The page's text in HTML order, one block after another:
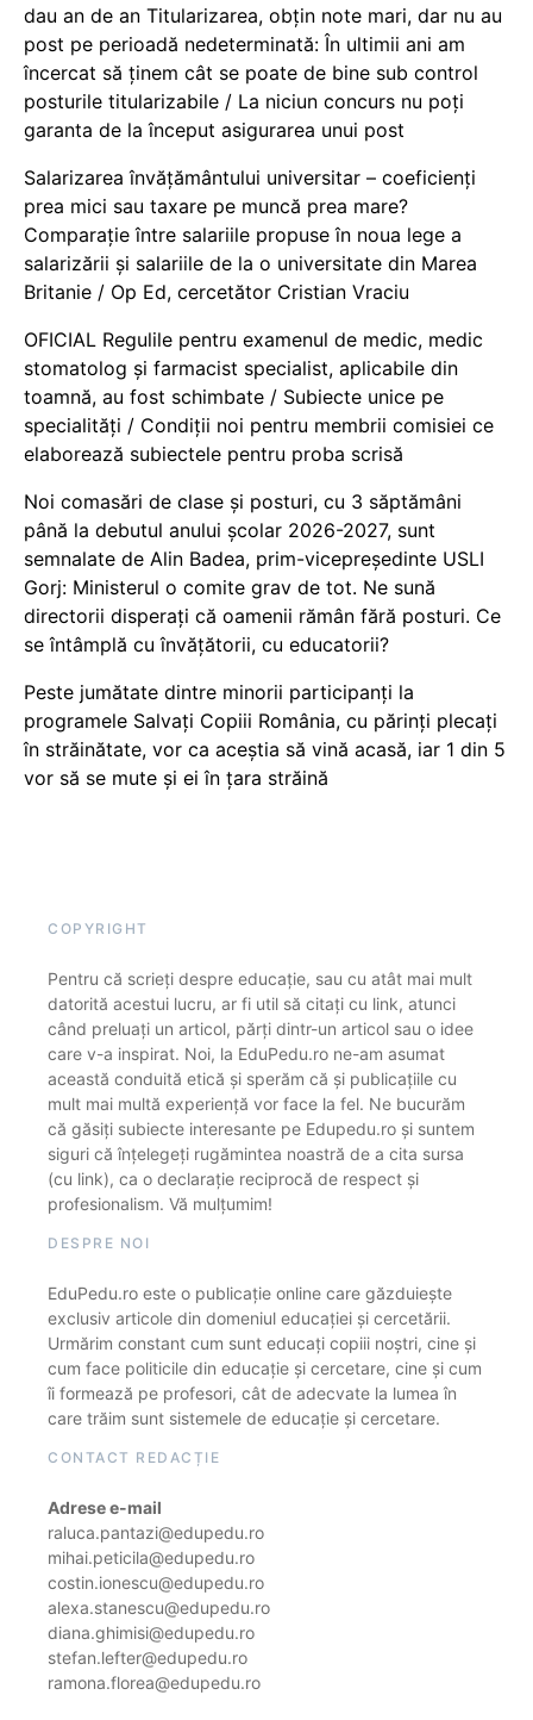
dau an de an Titularizarea, obțin note mari, dar nu au
post pe perioadă nedeterminată: În ultimii ani am
încercat să ținem cât se poate de bine sub control
posturile titularizabile / La niciun concurs nu poți
garanta de la început asigurarea unui post
Salarizarea învățământului universitar – coeficienți
prea mici sau taxare pe muncă prea mare?
Comparație între salariile propuse în noua lege a
salarizării și salariile de la o universitate din Marea
Britanie / Op Ed, cercetător Cristian Vraciu
OFICIAL Regulile pentru examenul de medic, medic
stomatolog și farmacist specialist, aplicabile din
toamnă, au fost schimbate / Subiecte unice pe
specialități / Condiții noi pentru membrii comisiei ce
elaborează subiectele pentru proba scrisă
Noi comasări de clase și posturi, cu 3 săptămâni
până la debutul anului școlar 2026-2027, sunt
semnalate de Alin Badea, prim-vicepreședinte USLI
Gorj: Ministerul o comite grav de tot. Ne sună
directorii disperați că oamenii rămân fără posturi. Ce
se întâmplă cu învățătorii, cu educatorii?
Peste jumătate dintre minorii participanți la
programele Salvați Copiii România, cu părinți plecați
în străinătate, vor ca aceștia să vină acasă, iar 1 din 5
vor să se mute și ei în țara străină
COPYRIGHT
Pentru că scrieți despre educație, sau cu atât mai mult
datorită acestui lucru, ar fi util să citați cu link, atunci
când preluați un articol, părți dintr-un articol sau o idee
care v-a inspirat. Noi, la EduPedu.ro ne-am asumat
această conduită etică și sperăm că și publicațiile cu
mult mai multă experiență vor face la fel. Ne bucurăm
că găsiți subiecte interesante pe Edupedu.ro și suntem
siguri că înțelegeți rugămintea noastră de a cita sursa
(cu link), ca o declarație reciprocă de respect și
profesionalism. Vă mulțumim!
DESPRE NOI
EduPedu.ro este o publicație online care găzduiește
exclusiv articole din domeniul educației și cercetării.
Urmărim constant cum sunt educați copiii noștri, cine și
cum face politicile din educație și cercetare, cine și cum
îi formează pe profesori, cât de adecvate la lumea în
care trăim sunt sistemele de educație și cercetare.
CONTACT REDACȚIE
Adrese e-mail
raluca.pantazi@edupedu.ro
mihai.peticila@edupedu.ro
costin.ionescu@edupedu.ro
alexa.stanescu@edupedu.ro
diana.ghimisi@edupedu.ro
stefan.lefter@edupedu.ro
ramona.florea@edupedu.ro